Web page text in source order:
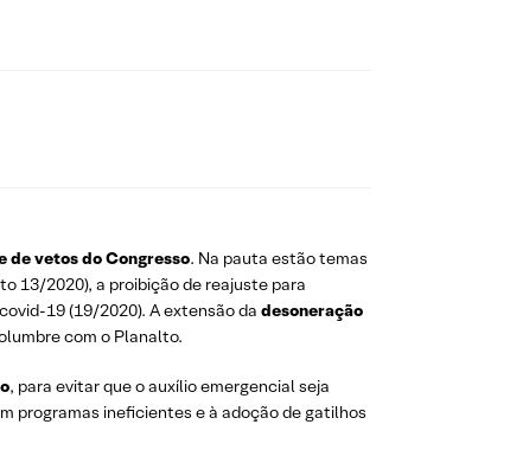
de vetos do Congresso. Na pauta estão temas
13/2020), a proibição de reajuste para
19 (19/2020). A extensão da desoneração
com o Planalto.
, para evitar que o auxílio emergencial seja
programas ineficientes e à adoção de gatilhos